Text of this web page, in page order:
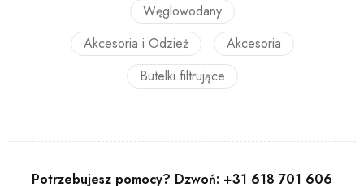
Węglowodany
Akcesoria i Odzież
Akcesoria
Butelki filtrujące
Potrzebujesz pomocy? Dzwoń: +31 618 701 606